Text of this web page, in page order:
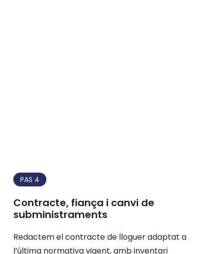
PAS 4
Contracte, fiança i canvi de
subministraments
Redactem el contracte de lloguer adaptat a
l’última normativa vigent, amb inventari